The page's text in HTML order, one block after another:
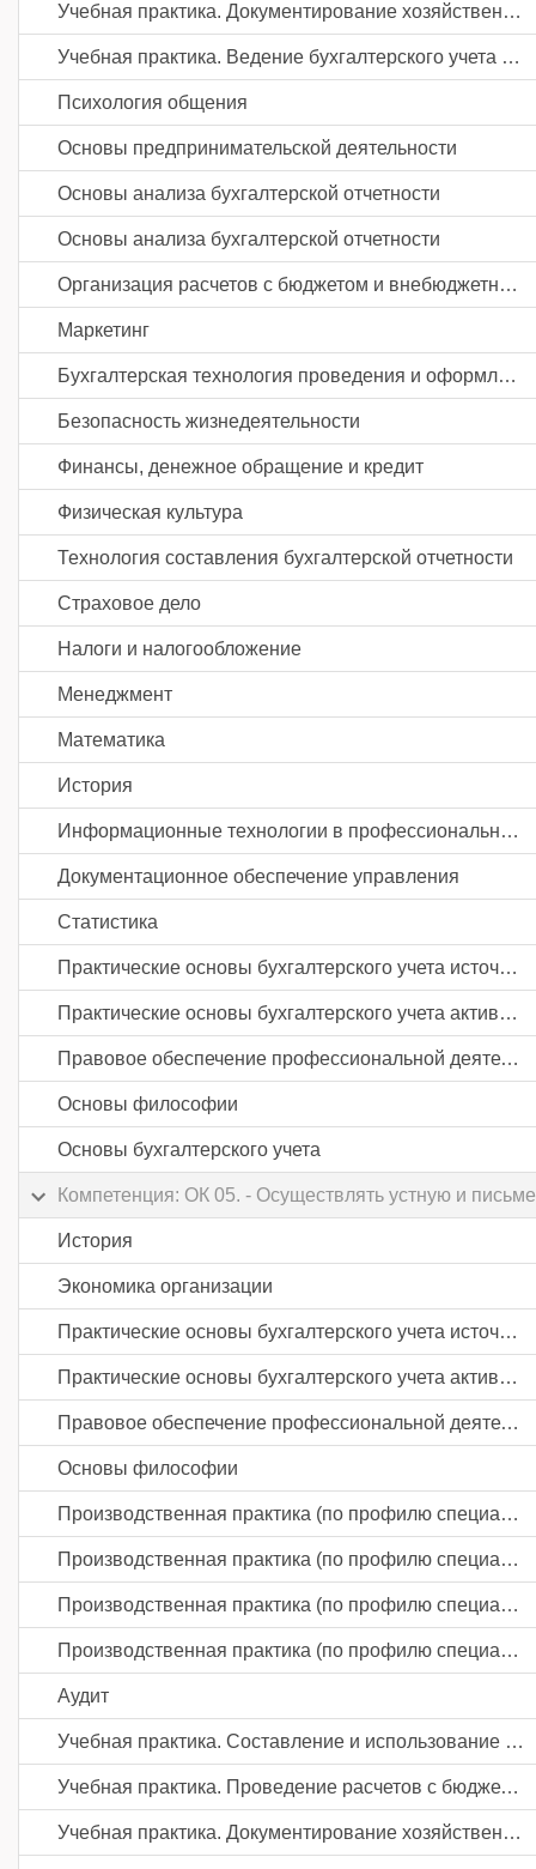
Учебная практика. Документирование хозяйственных операций и ведение бухгалтерского учета активов организации
Учебная практика. Ведение бухгалтерского учета источников формирования активов, выполнение работ по инвентаризации активов и финансовых обязательств организации
Психология общения
Основы предпринимательской деятельности
Основы анализа бухгалтерской отчетности
Основы анализа бухгалтерской отчетности
Организация расчетов с бюджетом и внебюджетными фондами
Маркетинг
Бухгалтерская технология проведения и оформления инвентаризации
Безопасность жизнедеятельности
Финансы, денежное обращение и кредит
Физическая культура
Технология составления бухгалтерской отчетности
Страховое дело
Налоги и налогообложение
Менеджмент
Математика
История
Информационные технологии в профессиональной деятельности
Документационное обеспечение управления
Статистика
Практические основы бухгалтерского учета источников формирования активов организации
Практические основы бухгалтерского учета активов организации
Правовое обеспечение профессиональной деятельности
Основы философии
Основы бухгалтерского учета
Компетенция: ОК 05. - Осуществлять устную и
История
Экономика организации
Практические основы бухгалтерского учета источников формирования активов организации
Практические основы бухгалтерского учета активов организации
Правовое обеспечение профессиональной деятельности
Основы философии
Производственная практика (по профилю специальности). Составление и использование бухгалтерской (финансовой) отчетности
Производственная практика (по профилю специальности). Проведение расчетов с бюджетом и внебюджетными фондами
Производственная практика (по профилю специальности). Документирование хозяйственных операций и ведение бухгалтерского учета активов организации
Производственная практика (по профилю специальности). Ведение бухгалтерского учета источников формирования активов, выполнение работ по инвентаризации активов и финансовых обязательств организации
Аудит
Учебная практика. Составление и использование бухгалтерской (финансовой) отчетности
Учебная практика. Проведение расчетов с бюджетом и внебюджетными фондами
Учебная практика. Документирование хозяйственных операций и ведение бухгалтерского учета активов организации